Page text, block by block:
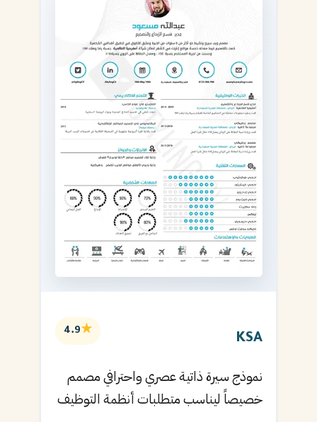
KSA
★
4.9
نموذج سيرة ذاتية عصري واحترافي مصمم
خصيصاً ليناسب متطلبات أنظمة التوظيف